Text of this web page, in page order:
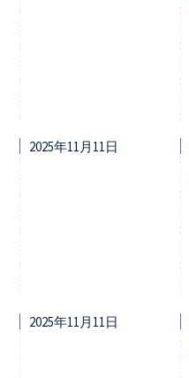
2025年11月11日
2025年11月11日